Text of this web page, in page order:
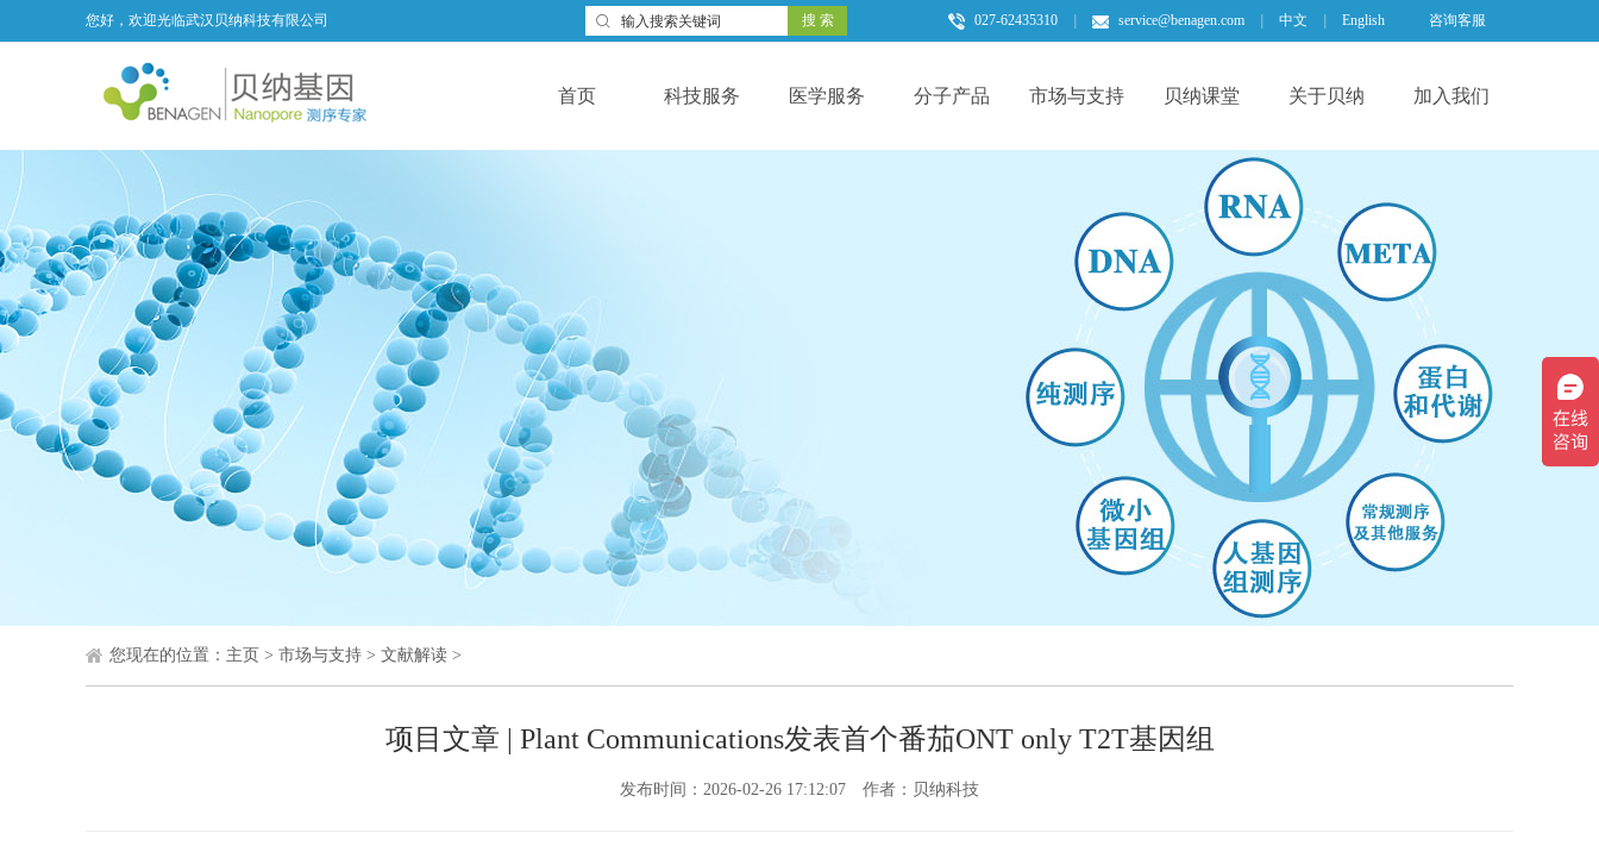
您好，欢迎光临武汉贝纳科技有限公司  搜 索 027-62435310 service@benagen.com 中文 English 咨询客服
首页 科技服务 医学服务 分子产品 市场与支持 贝纳课堂 关于贝纳 加入我们
您现在的位置： 主页 > 市场与支持 > 文献解读 >
项目文章 | Plant Communications发表首个番茄ONT only T2T基因组
发布时间：2026-02-26 17:12:07 作者：贝纳科技